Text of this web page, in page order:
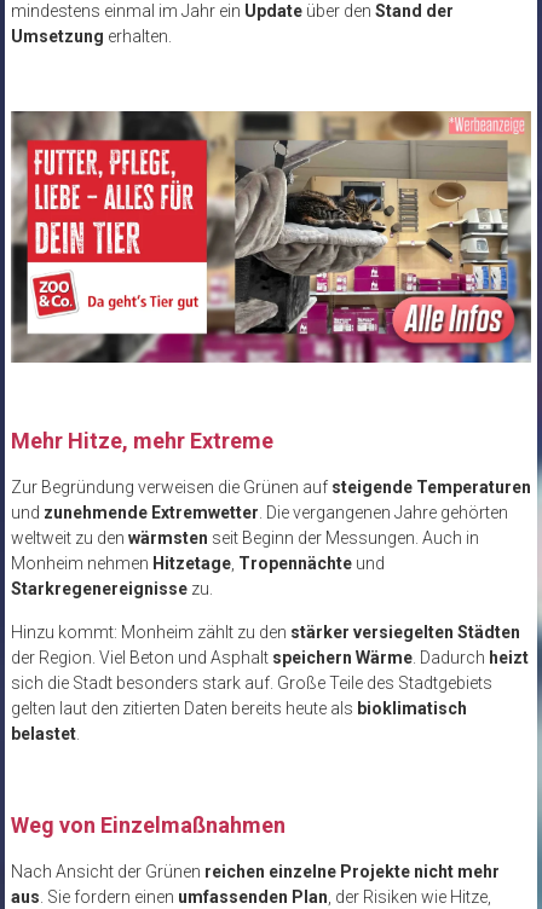
mindestens einmal im Jahr ein Updateüber den Stand der
Umsetzung erhalten.
Mehr Hitze, mehr Extreme
Zur Begründung verweisen die Grünen auf steigende Temperaturen
und zunehmende Extremwetter . Die vergangenen Jahre gehörten
weltweit zu den wärmsten seit Beginn der Messungen. Auch in
Monheim nehmen Hitzetage, Tropennächteund
Starkregenereignissezu.
Hinzu kommt: Monheim zählt zu den stärker versiegelten Städten
der Region. Viel Beton und Asphalt speichern Wärme. Dadurch heizt
sich die Stadt besonders stark auf. Große Teile des Stadtgebiets
gelten laut den zitierten Daten bereits heute als bioklimatisch
belastet.
Weg von Einzelmaßnahmen
Nach Ansicht der Grünen reichen einzelne Projekte nicht mehr
aus . Sie fordern einen umfassenden Plan , der Risiken wie Hitze,